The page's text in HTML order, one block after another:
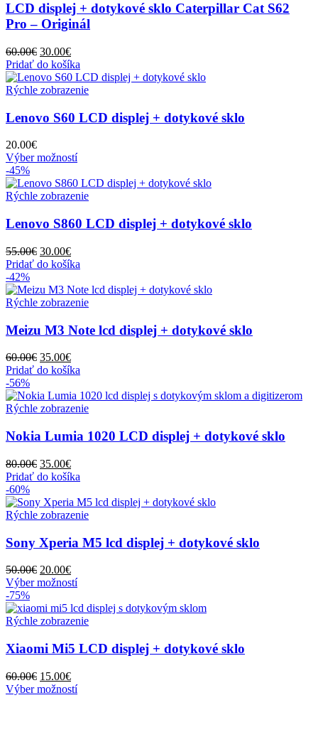
LCD displej + dotykové sklo Caterpillar Cat S62
Pro – Originál
60.00€ Pôvodná
cena
bola:
60.00€.
30.00€Aktuálna
cena
je:
30.00€.
Pridať do košíka
Rýchle zobrazenie
Lenovo S60 LCD displej + dotykové sklo
20.00€
Výber možnostíTento
má
viacero
Možnosti
vybrať
na
stránke
produktu.
-45%
Rýchle zobrazenie
Lenovo S860 LCD displej + dotykové sklo
55.00€ Pôvodná
cena
55.00€.
30.00€Aktuálna
cena
30.00€.
Pridať do košíka
-42%
Rýchle zobrazenie
Meizu M3 Note lcd displej + dotykové sklo
60.00€ Pôvodná
cena
60.00€.
35.00€Aktuálna
cena
35.00€.
Pridať do košíka
-56%
Rýchle zobrazenie
Nokia Lumia 1020 LCD displej + dotykové sklo
80.00€ Pôvodná
cena
80.00€.
35.00€Aktuálna
cena
35.00€.
Pridať do košíka
-60%
Rýchle zobrazenie
Sony Xperia M5 lcd displej + dotykové sklo
50.00€ Pôvodná
cena
50.00€.
20.00€Aktuálna
cena
20.00€.
Výber možnostíTento
má
viacero
Možnosti
si
vybrať
na
-75%
Rýchle zobrazenie
Xiaomi Mi5 LCD displej + dotykové sklo
60.00€ Pôvodná
cena
15.00€Aktuálna
cena
Výber možnostíTento